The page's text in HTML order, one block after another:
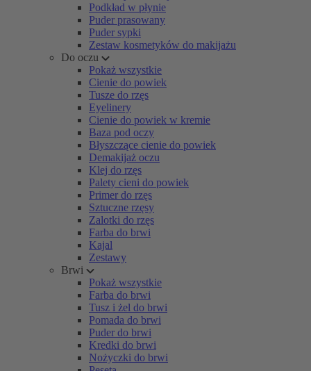
Podkład w płynie
Puder prasowany
Puder sypki
Zestaw kosmetyków do makijażu
Do oczu
Pokaż wszystkie
Cienie do powiek
Tusze do rzęs
Eyelinery
Cienie do powiek w kremie
Baza pod oczy
Błyszczące cienie do powiek
Demakijaż oczu
Klej do rzęs
Palety cieni do powiek
Primer do rzęs
Sztuczne rzęsy
Zalotki do rzęs
Farba do brwi
Kajal
Zestawy
Brwi
Pokaż wszystkie
Farba do brwi
Tusz i żel do brwi
Pomada do brwi
Puder do brwi
Kredki do brwi
Nożyczki do brwi